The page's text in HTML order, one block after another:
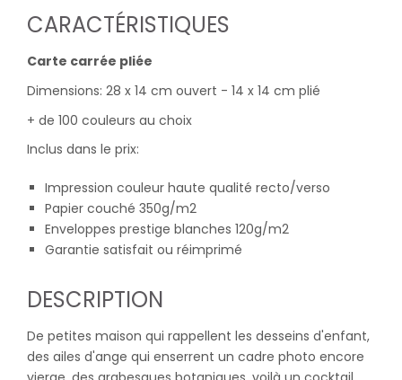
CARACTÉRISTIQUES
Carte carrée pliée
Dimensions: 28 x 14 cm ouvert - 14 x 14 cm plié
+ de 100 couleurs au choix
Inclus dans le prix:
Impression couleur haute qualité recto/verso
Papier couché 350g/m2
Enveloppes prestige blanches 120g/m2
Garantie satisfait ou réimprimé
DESCRIPTION
De petites maison qui rappellent les desseins d'enfant,
des ailes d'ange qui enserrent un cadre photo encore